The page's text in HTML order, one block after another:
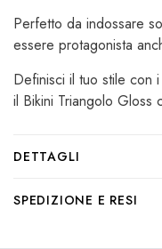
Perfetto da indossare
essere protagonista
Definisci il tuo stile con
il Bikini Triangolo Gloss
DETTAGLI
SPEDIZIONE E RESI